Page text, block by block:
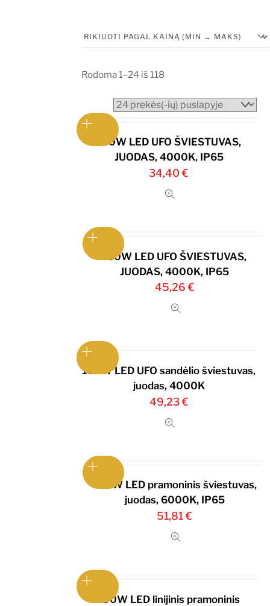
Rodoma 1–24 iš 118Rūšiuojama
kainą:
mažos
iki
didelės
100W LED UFO ŠVIESTUVAS,
JUODAS, 4000K, IP65
34,40€
150W LED UFO ŠVIESTUVAS,
JUODAS, 4000K, IP65
45,26 €
100W LED UFO sandėlio šviestuvas,
juodas, 4000K
49,23€
100W LED pramoninis šviestuvas,
juodas, 6000K, IP65
51,81€
100W LED linijinis pramoninis